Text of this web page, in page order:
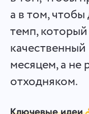
а в том,
темп,
качественный
месяцем, а
отходняком.
Ключевые идеи
Управляйте
и масштабируйте
Управление
Управляйте
активностью